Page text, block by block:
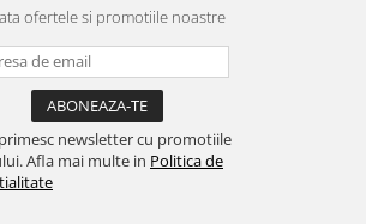
ofertele si promotiile noastre
newsletter cu promotiile
Afla mai multe in Politica de